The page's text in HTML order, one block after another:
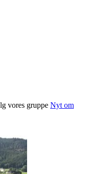
vores gruppe Nyt om